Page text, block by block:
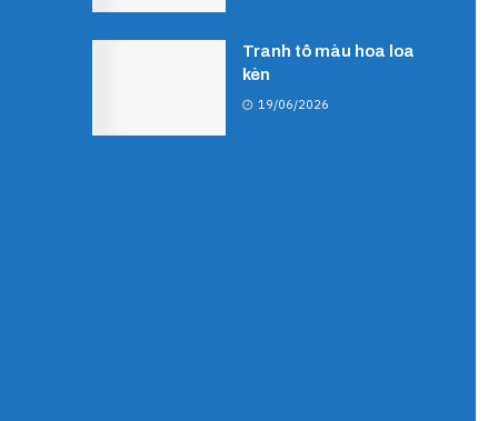
Tranh tô màu hoa loa
kèn
19/06/2026